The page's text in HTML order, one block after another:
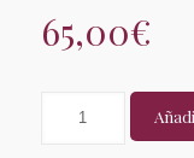
65,00€
Carla